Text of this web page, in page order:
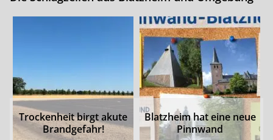
Trockenheit birgt akute
Brandgefahr!
Blatzheim hat eine neue
Pinnwand